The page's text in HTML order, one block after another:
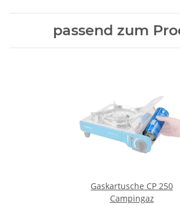
passend zum
Gaskartusche CP 250
Campingaz